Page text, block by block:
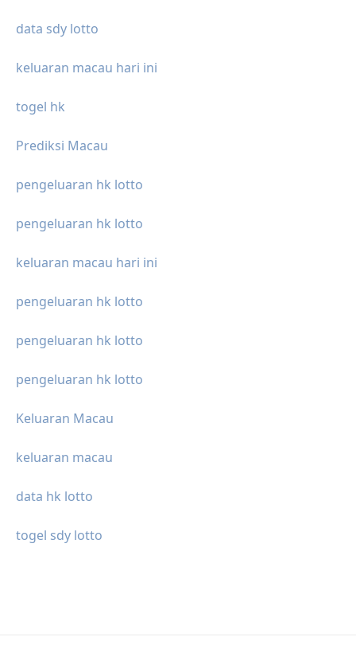
data sdy lotto
keluaran macau hari ini
togel hk
Prediksi Macau
pengeluaran hk lotto
pengeluaran hk lotto
keluaran macau hari ini
pengeluaran hk lotto
pengeluaran hk lotto
pengeluaran hk lotto
Keluaran Macau
keluaran macau
data hk lotto
togel sdy lotto